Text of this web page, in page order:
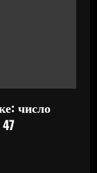
число